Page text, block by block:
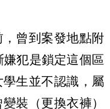
曾到案發地點附
犯是鎖定這個區
生並不認識，屬
裝（更換衣褲）